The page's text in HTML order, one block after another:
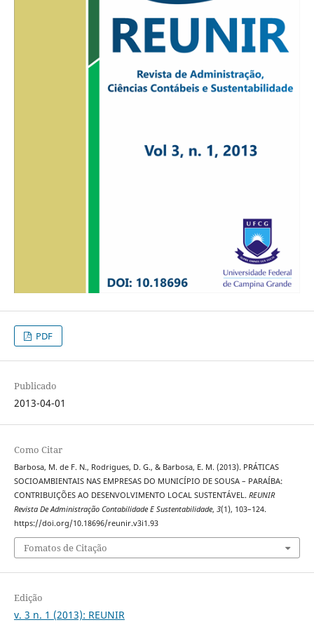
PDF
Publicado
2013-04-01
Como Citar
Barbosa, M. de F. N., Rodrigues, D. G., & Barbosa, E. M. (2013). PRÁTICAS
SOCIOAMBIENTAIS NAS EMPRESAS DO MUNICÍPIO DE SOUSA – PARAÍBA:
CONTRIBUIÇÕES AO DESENVOLVIMENTO LOCAL SUSTENTÁVEL. REUNIR
Revista De Administração Contabilidade E Sustentabilidade, 3(1), 103–124.
https://doi.org/10.18696/reunir.v3i1.93
Fomatos de Citação
Edição
v. 3 n. 1 (2013): REUNIR